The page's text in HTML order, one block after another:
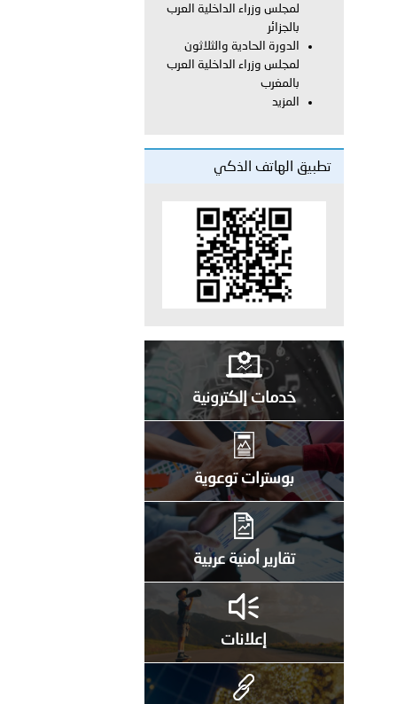
لمجلس وزراء الداخلية العرب
بالجزائر
الدورة الحادية والثلاثون
لمجلس وزراء الداخلية العرب
بالمغرب
المزيد
تطبيق الهاتف الذكي
خدمات إلكترونية
بوسترات توعوية
تقارير أمنية عربية
إعلانات